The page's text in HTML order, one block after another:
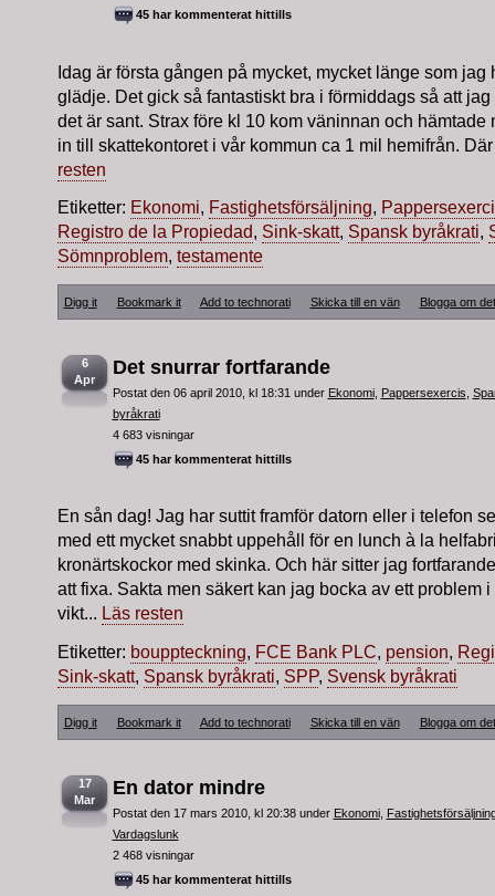
45 har kommenterat hittills
Idag är första gången på mycket, mycket länge som jag
glädje. Det gick så fantastiskt bra i förmiddags så att
det är sant. Strax före kl 10 kom väninnan och hämtade
in till skattekontoret i vår kommun ca 1 mil hemifrån.
resten
Etiketter: Ekonomi, Fastighetsförsäljning,
Registro de la Propiedad, Sink-skatt, Spansk byråkrati,
Sömnproblem, testamente
Digg it Bookmark it Add to technorati Skicka till en vän Blogga om det
6
Apr
Det snurrar fortfarande
Postat den 06 april 2010, kl 18:31 under Ekonomi, Pappersexercis
byråkrati
4 683 visningar
45 har kommenterat hittills
En sån dag! Jag har suttit framför datorn eller i telefon
med ett mycket snabbt uppehåll för en lunch à la
kronärtskockor med skinka. Och här sitter jag
att fixa. Sakta men säkert kan jag bocka av ett problem
vikt... Läs resten
Etiketter: bouppteckning, FCE Bank PLC, pension,
Sink-skatt, Spansk byråkrati, SPP, Svensk byråkrati
Digg it Bookmark it Add to technorati Skicka till en vän Blogga om det
17
Mar
En dator mindre
Postat den 17 mars 2010, kl 20:38 under Ekonomi,
Vardagslunk
2 468 visningar
45 har kommenterat hittills